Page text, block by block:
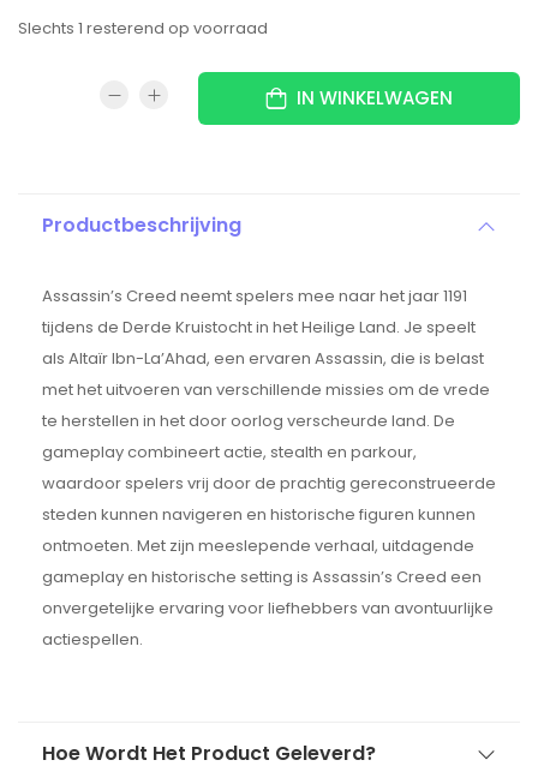
Slechts 1 resterend op voorraad
IN WINKELWAGEN
Productbeschrijving
Assassin’s Creed neemt spelers mee naar het jaar 1191
tijdens de Derde Kruistocht in het Heilige Land. Je speelt
als Altaïr Ibn-La’Ahad, een ervaren Assassin, die is belast
met het uitvoeren van verschillende missies om de vrede
te herstellen in het door oorlog verscheurde land. De
gameplay combineert actie, stealth en parkour,
waardoor spelers vrij door de prachtig gereconstrueerde
steden kunnen navigeren en historische figuren kunnen
ontmoeten. Met zijn meeslepende verhaal, uitdagende
gameplay en historische setting is Assassin’s Creed een
onvergetelijke ervaring voor liefhebbers van avontuurlijke
actiespellen.
Hoe Wordt Het Product Geleverd?